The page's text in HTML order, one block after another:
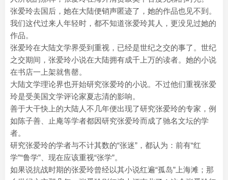
张爱玲去国后，她在大陆便销声匿迹了，她的作品也见不到。
我们这代过来人年轻时，都不知道张爱玲其人，更没见过她的
作品。
张爱玲在大陆文学界受到重视，已经是世纪之交的事了。世纪
之交期间，张爱玲小说在大陆拥有成千上万的读者。她的小说
在书店一上架就售罄。
大陆文学理论界也开始研究张爱玲的小说。不过他们重视张爱
玲是受美国文学评论家夏志清的影响。
善于大干快上的大陆人不几年便出现了研究张爱玲的专家，例
如陈子善、止庵等学者都因研究张爱玲而成了驰名文坛的学
者。
研究张爱玲的学者与不计其数的“张迷”，都认为：前有“红
学”“鲁学”、现在应该重视“张学”。
如果说抗战时期的张爱玲曾经以其小说红遍“孤岛”上海滩；那